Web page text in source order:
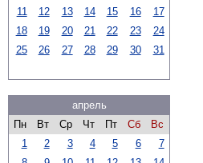
11
12 13 14 15 16
17
18
19 20 21 22 23
24
25
26 27 28 29 30 31
апрель
Пн
Вт Ср Чт Пт Сб
Вс
1
2 3 4 5 6
7